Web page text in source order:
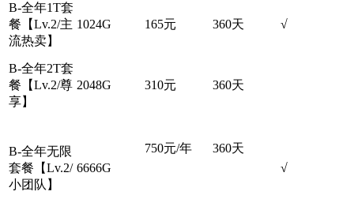
B-全年1T套
餐【Lv.2/主
流热卖】
1024G 165元 360天 √
B-全年2T套
餐【Lv.2/尊
享】
2048G 310元 360天
B-全年无限
套餐【Lv.2/
小团队】
6666G
750元/年
360天
√